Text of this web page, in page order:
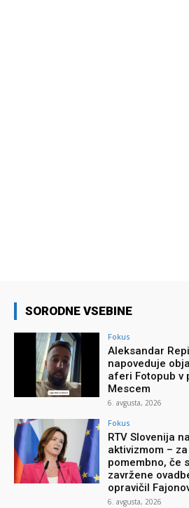
SORODNE VSEBINE
Fokus
Aleksandar
napoveduje
aferi Fotopub v
Mescem
6. avgusta, 2026
Fokus
RTV Slovenija
aktivizmom –
pomembno, če
zavržene
opravičil
6. avgusta, 2026